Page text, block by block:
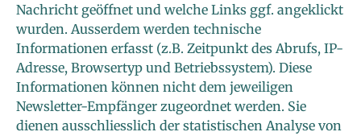
Nachricht geöffnet und welche Links ggf. angeklickt
wurden. Ausserdem werden technische
Informationen erfasst (z.B. Zeitpunkt des Abrufs, IP-
Adresse, Browsertyp und Betriebssystem). Diese
Informationen können nicht dem jeweiligen
Newsletter-Empfänger zugeordnet werden. Sie
dienen ausschliesslich der statistischen Analyse von